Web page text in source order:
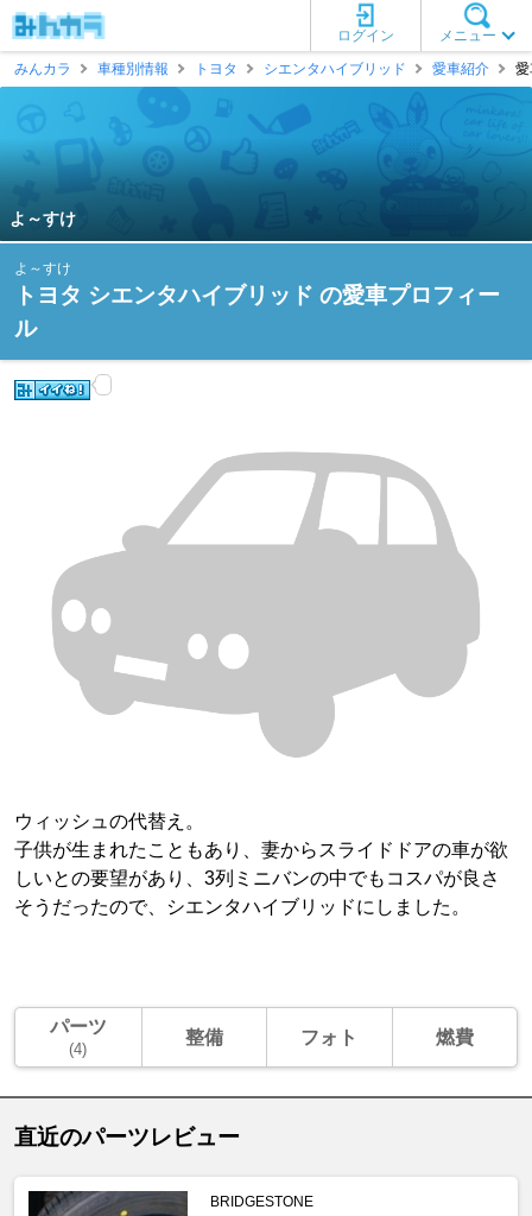
メニュー
ログイン
みんカラ
車種別情報 トヨタ シエンタハイブリッド 愛車紹介
よ～すけ
よ～すけ
トヨタ シエンタハイブリッド の愛車プロフィー
ル
ウィッシュの代替え。
子供が生まれたこともあり、妻からスライドドアの車が欲
しいとの要望があり、3列ミニバンの中でもコスパが良さ
そうだったので、シエンタハイブリッドにしました。
パーツ
(4)
整備 フォト 燃費
直近のパーツレビュー
BRIDGESTONE